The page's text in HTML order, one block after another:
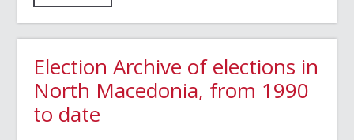
Election Archive of elections in
North Macedonia, from 1990
to date